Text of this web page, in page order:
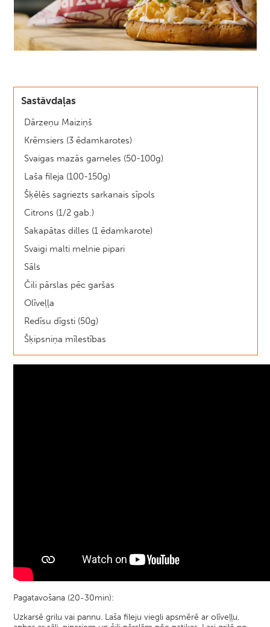
Sastāvdaļas
Dārzeņu Maiziņš
Krēmsiers (3 ēdamkarotes)
Svaigas mazās garneles (50-100g)
Laša fileja (100-150g)
Šķēlēs sagriezts sarkanais sīpols
Citrons (1/2 gab.)
Sakapātas dilles (1 ēdamkarote)
Svaigi malti melnie pipari
Sāls
Čili pārslas pēc garšas
Olīveļļa
Redīsu dīgsti (50g)
Šķipsniņa mīlestības
Pagatavošana (20-30min):
Uzkarsē grilu vai pannu. Laša fileju viegli apsmērē ar olīveļļu,